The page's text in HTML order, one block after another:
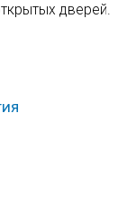
дверей.